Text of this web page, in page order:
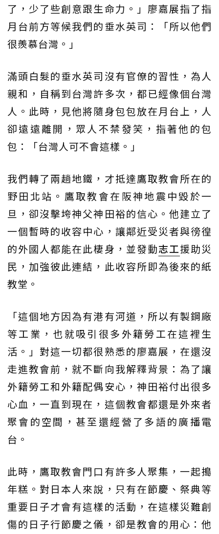
了，少了些創意跟生命力。」廖嘉展指了指
月台前方等候我們的垂水英司：「所以他們
很羨慕台灣。」
滿頭白髮的垂水英司沒有官僚的習性，為人
親和，自稱到台灣許多次，都已經像個台灣
人。此時，見他將隨身包包放在月台上，人
卻遠遠離開，眾人不禁發笑，指著他的包
包：「台灣人可不會這樣。」
我們轉了兩趟地鐵，才抵達鷹取教會所在的
野田北站。鷹取教會在阪神地震中毀於一
旦，卻沒擊垮神父神田裕的信心。他建立了
一個暫時的收容中心，讓鄰近受災者與徬徨
的外國人都能在此棲身，並發動志工援助災
民，加強彼此連結，此收容所即為後來的紙
教堂。
「這個地方因為有港有河道，所以有製鋼廠
等工業，也就吸引很多外籍勞工在這裡生
活。」對這一切都很熟悉的廖嘉展，在還沒
走進教會前，就不斷向我解釋背景：為了讓
外籍勞工和外籍配偶安心，神田裕付出很多
心血，一直到現在，這個教會都還是外來者
聚會的空間，甚至還經營了多語的廣播電
台。
此時，鷹取教會門口有許多人聚集，一起搗
年糕。對日本人來說，只有在節慶、祭典等
重要日子才會有這樣的活動，在這樣災難創
傷的日子行節慶之儀，卻是教會的用心：他